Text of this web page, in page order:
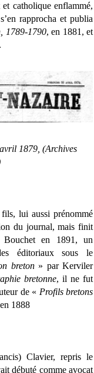
catholique enflammé,
rapprocha et publia
1789-1790, en 1881, et
1879, (Archives
lui aussi prénommé
du journal, mais finit
en 1891, un
éditoriaux sous le
breton» par Kerviler
bretonne, il ne fut
de « Profils bretons
1888
Clavier, repris le
débuté comme avocat